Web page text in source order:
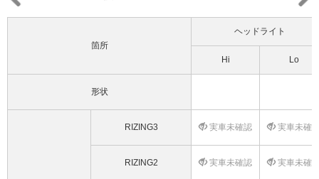
箇所
ヘッドライト
Hi Lo
形状
RIZING3 実車未確認 実車未確
RIZING2 実車未確認 実車未確